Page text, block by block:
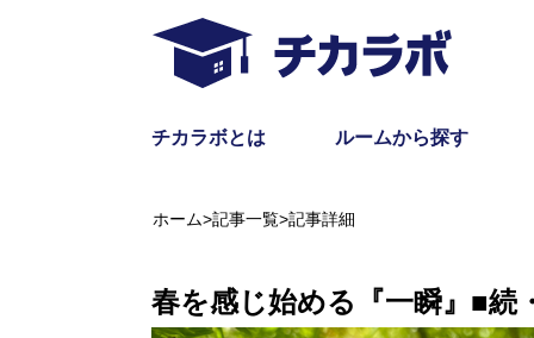
チカラボとは ルームから探す
ホーム>記事一覧>記事詳細
春を感じ始める『一瞬』■続